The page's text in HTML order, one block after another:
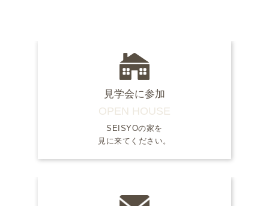
見学会に参加
OPEN HOUSE
SEISYOの家を
見に来てください。